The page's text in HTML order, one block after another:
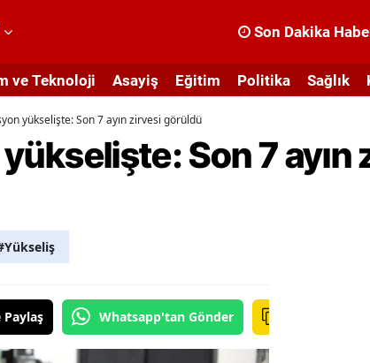
Son Dakika
ve Teknoloji Asayiş Eğitim Politika Sağlık
yükselişte: Son 7 ayın zirvesi görüldü
Son 7 ayın
Paylaş Whatsapp'tan Gönder